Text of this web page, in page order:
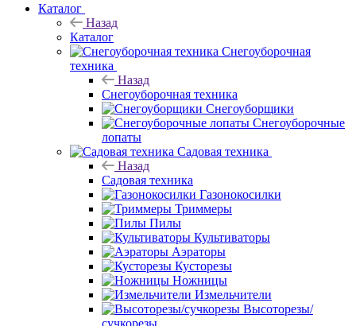
Каталог
Назад
Каталог
Снегоуборочная
техника
Назад
Снегоуборочная техника
Снегоуборщики
Снегоуборочные
лопаты
Садовая техника
Назад
Садовая техника
Газонокосилки
Триммеры
Пилы
Культиваторы
Аэраторы
Кусторезы
Ножницы
Измельчители
Высоторезы/
сучкорезы